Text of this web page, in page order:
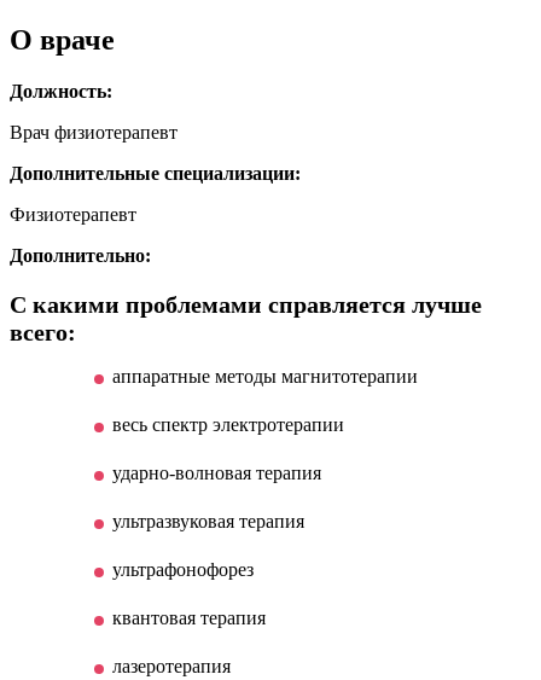
О враче
Должность:
Врач физиотерапевт
Дополнительные специализации:
Физиотерапевт
Дополнительно:
С какими проблемами справляется лучше
всего:
аппаратные методы магнитотерапии
весь спектр электротерапии
ударно-волновая терапия
ультразвуковая терапия
ультрафонофорез
квантовая терапия
лазеротерапия